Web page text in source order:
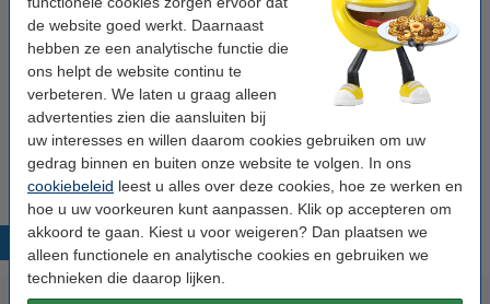
de website goed werkt. Daarnaast
hebben ze een analytische functie die
ons helpt de website continu te
verbeteren. We laten u graag alleen
advertenties zien die aansluiten bij
uw interesses en willen daarom cookies gebruiken om uw
gedrag binnen en buiten onze website te volgen. In ons
cookiebeleid leest u alles over deze cookies, hoe ze werken en
hoe u uw voorkeuren kunt aanpassen. Klik op accepteren om
akkoord te gaan. Kiest u voor weigeren? Dan plaatsen we
alleen functionele en analytische cookies en gebruiken we
technieken die daarop lijken.
donkerblauw
Winstpakker!
Aanbieding: 3x 123inkt markeringspunten Ø 18
mm donkerblauw (1.000 etiketten op rol)
€ 12,50
Populaire producten